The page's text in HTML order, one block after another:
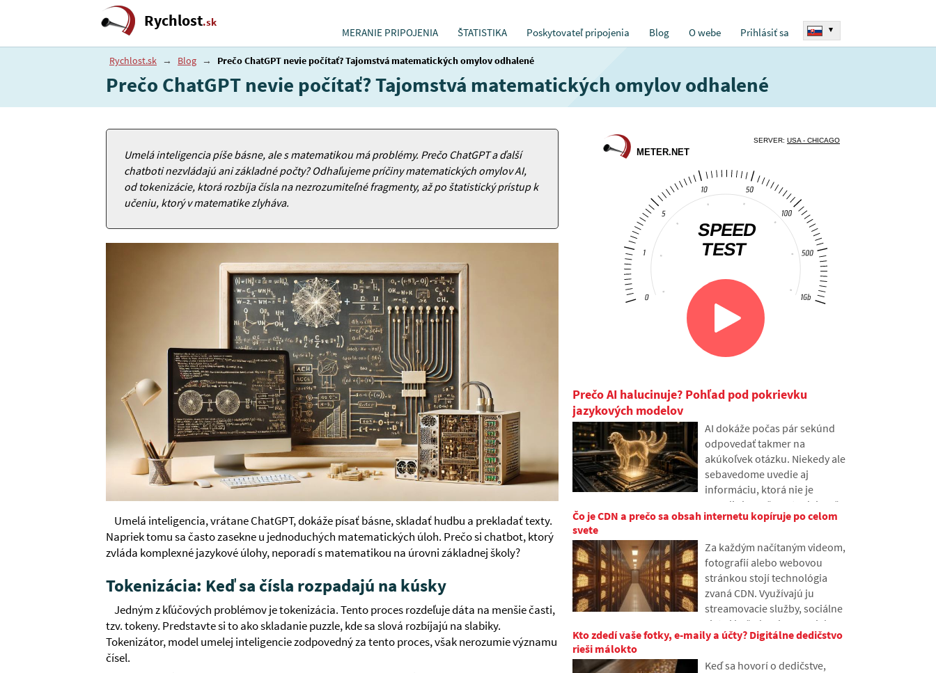
Rychlost.sk
MERANIE PRIPOJENIA ŠTATISTIKA Poskytovateľ pripojenia Blog O webe Prihlásiť sa ▾
Rychlost.sk → Blog → Prečo ChatGPT nevie počítať? Tajomstvá matematických omylov odhalené
Prečo ChatGPT nevie počítať? Tajomstvá matematických omylov odhalené
Umelá inteligencia píše básne, ale s matematikou má problémy. Prečo ChatGPT a ďalší
chatboti nezvládajú ani základné počty? Odhaľujeme príčiny matematických omylov AI,
od tokenizácie, ktorá rozbíja čísla na nezrozumiteľné fragmenty, až po štatistický prístup k
učeniu, ktorý v matematike zlyháva.
Umelá inteligencia, vrátane ChatGPT, dokáže písať básne, skladať hudbu a prekladať texty.
Napriek tomu sa často zasekne u jednoduchých matematických úloh. Prečo si chatbot, ktorý
zvláda komplexné jazykové úlohy, neporadí s matematikou na úrovni základnej školy?
Tokenizácia: Keď sa čísla rozpadajú na kúsky
Jedným z kľúčových problémov je tokenizácia. Tento proces rozdeľuje dáta na menšie časti,
tzv. tokeny. Predstavte si to ako skladanie puzzle, kde sa slová rozbíjajú na slabiky.
Tokenizátor, model umelej inteligencie zodpovedný za tento proces, však nerozumie významu
čísel.
Prečo AI halucinuje? Pohľad pod pokrievku
jazykových modelov
AI dokáže počas pár sekúnd
odpovedať takmer na
akúkoľvek otázku. Niekedy ale
sebavedome uvedie aj
informáciu, ktorá nie je
pravdivá. Prečo sa to deje a čo
sú takzvané AI halucinácie? V
jazykové modely fungujú,
prečo niekedy vytvárajú
nepravdivé odpovede a ako sa
vývojári snažia tento problém
postupne obmedziť.
Čo je CDN a prečo sa obsah internetu kopíruje po celom
svete
Za každým načítaným videom,
fotografií alebo webovou
stránkou stojí technológia
zvaná CDN. Využívajú ju
streamovacie služby, sociálne
siete i bežné weby, napriek
tomu o nej mnoho ľudí nikdy
vysvetlíme, čo táto skratka
Kto zdedí vaše fotky, e-maily a účty? Digitálne dedičstvo
rieši málokto
Keď sa hovorí o dedičstve,